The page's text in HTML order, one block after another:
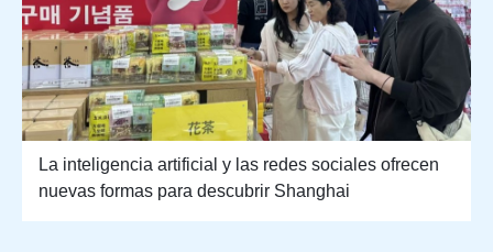
La inteligencia artificial y las redes sociales ofrecen
nuevas formas para descubrir Shanghai